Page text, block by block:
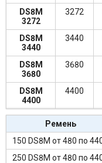
DS8M
3272
3272
DS8M
3440
3440
DS8M
3680
3680
DS8M
4400
4400
Ремень
150 DS8M от 480 по
250 DS8M от 480 по